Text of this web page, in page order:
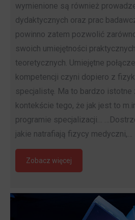
wymienione są również
dydaktycznych oraz prac
powinno zatem pozwolić
swoich umiejętności
teoretycznych. Umiejętne
kompetencji czyni dopiero z
specjalistę. Ma to bardzo istotne
kontekście tego, że jak jest to
programie specjalizacji…
jakie natrafiają fizycy medyczni,…
Zobacz więcej